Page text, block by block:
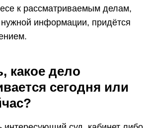
к рассматриваемым делам,
информации, придётся
какое дело
сегодня или